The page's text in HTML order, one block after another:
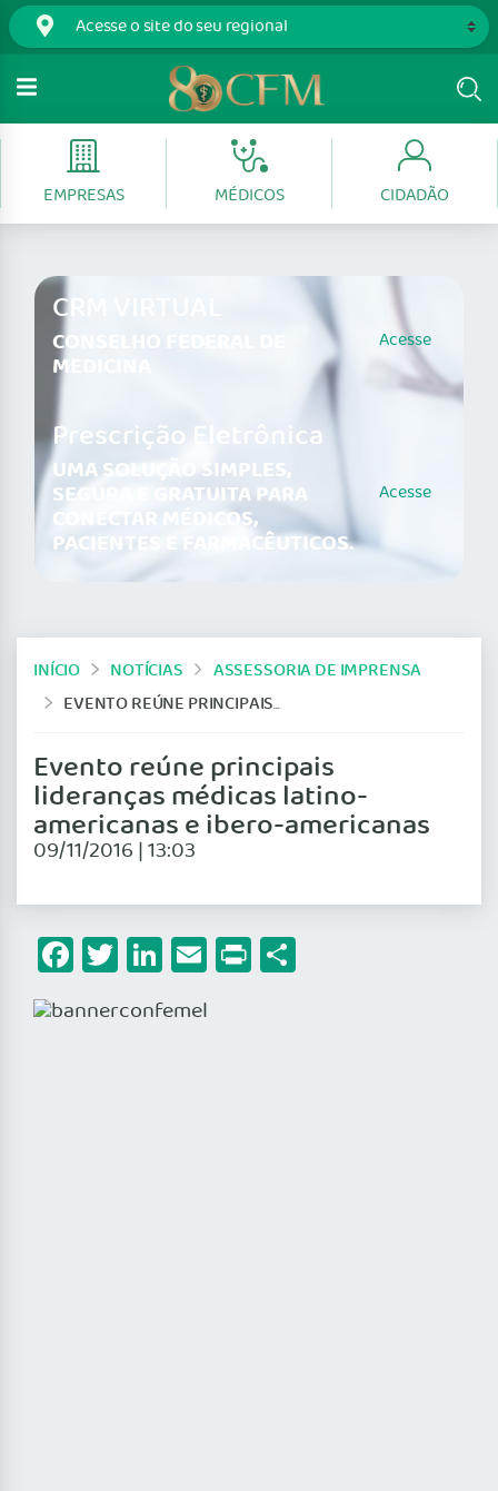
EMPRESAS MÉDICOS CIDADÃO
CRM VIRTUAL
CONSELHO FEDERAL DE
MEDICINA
Acesse
Prescrição Eletrônica
UMA SOLUÇÃO SIMPLES,
SEGURA E GRATUITA PARA
CONECTAR MÉDICOS,
PACIENTES E FARMACÊUTICOS.
Acesse
INÍCIO NOTÍCIAS
ASSESSORIA DE IMPRENSA
EVENTO REÚNE PRINCIPAIS LIDERANÇAS MÉDICAS LATINO-AMERICANAS E IBERO-AMERICANAS
Evento reúne principais
lideranças médicas latino-
americanas e ibero-americanas
09/11/2016 | 13:03
Facebook
Twitter
LinkedIn
Email
Print